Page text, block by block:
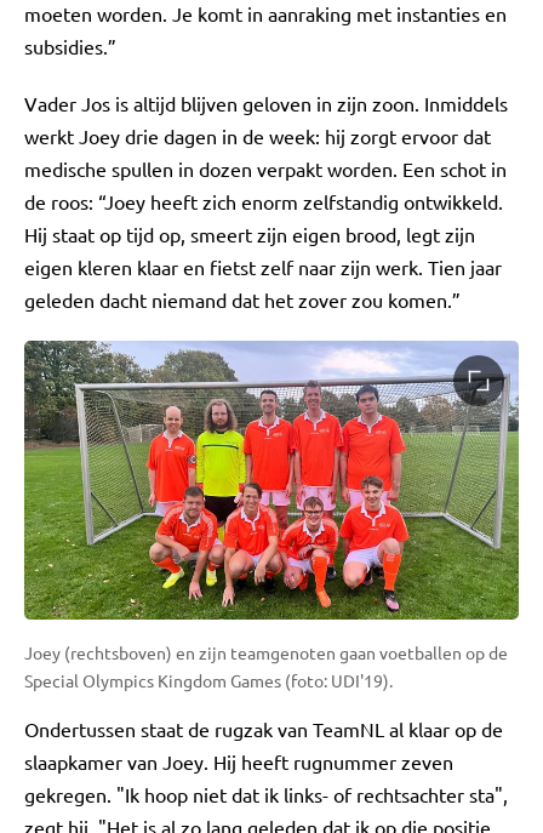
moeten worden. Je komt in aanraking met instanties en
subsidies.”
Vader Jos is altijd blijven geloven in zijn zoon. Inmiddels
werkt Joey drie dagen in de week: hij zorgt ervoor dat
medische spullen in dozen verpakt worden. Een schot in
de roos: “Joey heeft zich enorm zelfstandig ontwikkeld.
Hij staat op tijd op, smeert zijn eigen brood, legt zijn
eigen kleren klaar en fietst zelf naar zijn werk. Tien jaar
geleden dacht niemand dat het zover zou komen.”
Joey (rechtsboven) en zijn teamgenoten gaan voetballen op de
Special Olympics Kingdom Games (foto: UDI'19).
Ondertussen staat de rugzak van TeamNL al klaar op de
slaapkamer van Joey. Hij heeft rugnummer zeven
gekregen. "Ik hoop niet dat ik links- of rechtsachter sta",
zegt hij. "Het is al zo lang geleden dat ik op die positie